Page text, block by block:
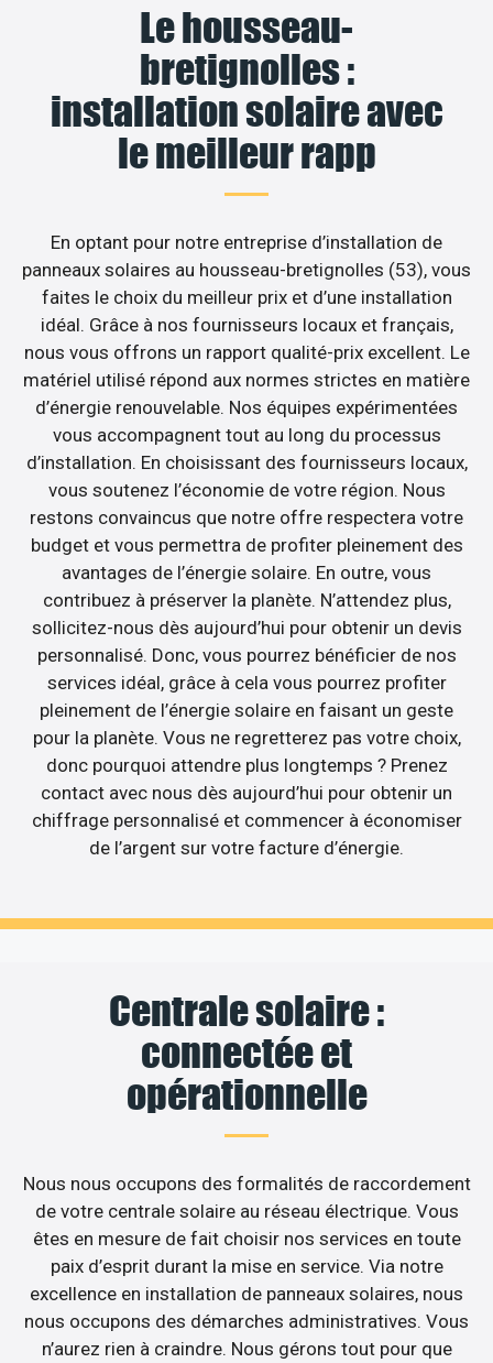
Le housseau-
bretignolles :
installation solaire avec
le meilleur rapp
En optant pour notre entreprise d’installation de
panneaux solaires au housseau-bretignolles (53), vous
faites le choix du meilleur prix et d’une installation
idéal. Grâce à nos fournisseurs locaux et français,
nous vous offrons un rapport qualité-prix excellent. Le
matériel utilisé répond aux normes strictes en matière
d’énergie renouvelable. Nos équipes expérimentées
vous accompagnent tout au long du processus
d’installation. En choisissant des fournisseurs locaux,
vous soutenez l’économie de votre région. Nous
restons convaincus que notre offre respectera votre
budget et vous permettra de profiter pleinement des
avantages de l’énergie solaire. En outre, vous
contribuez à préserver la planète. N’attendez plus,
sollicitez-nous dès aujourd’hui pour obtenir un devis
personnalisé. Donc, vous pourrez bénéficier de nos
services idéal, grâce à cela vous pourrez profiter
pleinement de l’énergie solaire en faisant un geste
pour la planète. Vous ne regretterez pas votre choix,
donc pourquoi attendre plus longtemps ? Prenez
contact avec nous dès aujourd’hui pour obtenir un
chiffrage personnalisé et commencer à économiser
de l’argent sur votre facture d’énergie.
Centrale solaire :
connectée et
opérationnelle
Nous nous occupons des formalités de raccordement
de votre centrale solaire au réseau électrique. Vous
êtes en mesure de fait choisir nos services en toute
paix d’esprit durant la mise en service. Via notre
excellence en installation de panneaux solaires, nous
nous occupons des démarches administratives. Vous
n’aurez rien à craindre. Nous gérons tout pour que